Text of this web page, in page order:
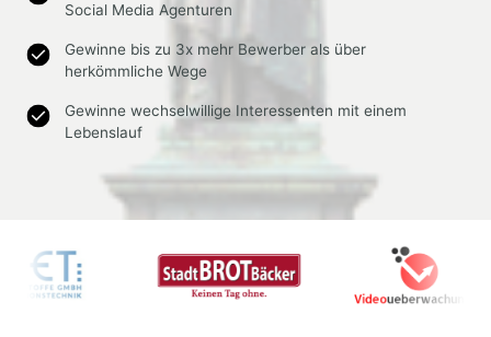
Social Media Agenturen
Gewinne bis zu 3x mehr Bewerber als über
herkömmliche Wege
Gewinne wechselwillige Interessenten mit einem
Lebenslauf